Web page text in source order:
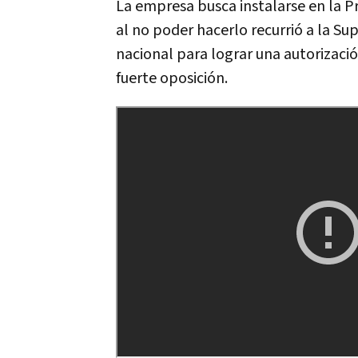
La empresa busca instalarse en la
al no poder hacerlo recurrió a la
nacional para lograr una
fuerte oposición.